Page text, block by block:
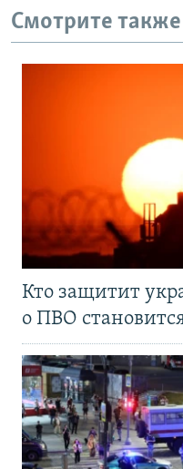
Смотрите также
Кто защитит
о ПВО